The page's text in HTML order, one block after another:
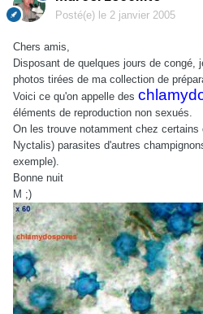
Posté(e) le 2 janvier 2005
Chers amis,
Disposant de quelques jours de congé,
photos tirées de ma collection de
Voici ce qu'on appelle des
éléments de reproduction non sexués.
On les trouve notamment chez certains
Nyctalis) parasites d'autres
exemple).
Bonne nuit
M ;)